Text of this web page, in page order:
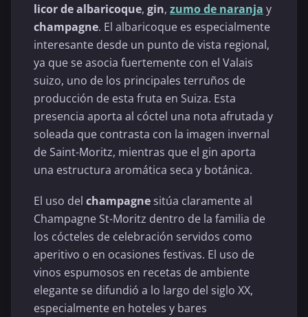
licor de albaricoque, gin, zumo de naranja y
champagne. El albaricoque es especialmente
interesante desde un punto de vista regional,
ya que se asocia fuertemente con el Valais
suizo, uno de los principales terruños de
producción de esta fruta en Suiza. Esta
presencia aporta al cóctel una nota afrutada y
soleada que contrasta con la imagen invernal
de Saint-Moritz, mientras que el gin aporta
una estructura aromática seca y botánica.
El uso del champagne sitúa claramente al
Champagne St-Moritz dentro de la familia de
los cócteles de celebración servidos como
aperitivo o en ocasiones festivas. El uso de
vinos espumosos en recetas de ambiente
elegante se difundió a lo largo del siglo XX,
especialmente en hoteles y bares